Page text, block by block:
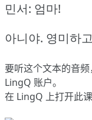
민서: 엄마!
아니야. 영미하
要听这个文本的音
LingQ 账户。
在 LingQ 上打开此